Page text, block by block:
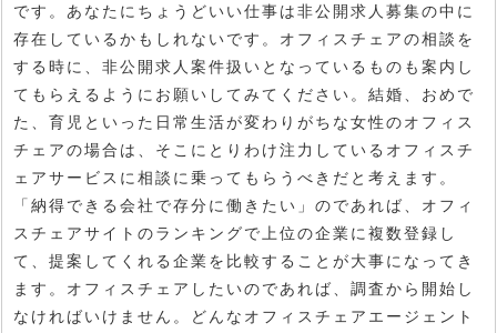
です。あなたにちょうどいい仕事は非公開求人募集の中に
存在しているかもしれないです。オフィスチェアの相談を
する時に、非公開求人案件扱いとなっているものも案内し
てもらえるようにお願いしてみてください。結婚、おめで
た、育児といった日常生活が変わりがちな女性のオフィス
チェアの場合は、そこにとりわけ注力しているオフィスチ
ェアサービスに相談に乗ってもらうべきだと考えます。
「納得できる会社で存分に働きたい」のであれば、オフィ
スチェアサイトのランキングで上位の企業に複数登録し
て、提案してくれる企業を比較することが大事になってき
ます。オフィスチェアしたいのであれば、調査から開始し
なければいけません。どんなオフィスチェアエージェント